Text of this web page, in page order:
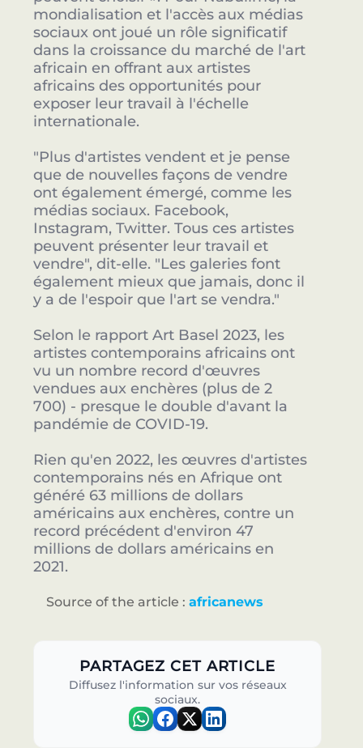
mondialisation et l'accès aux médias
sociaux ont joué un rôle significatif
dans la croissance du marché de l'art
africain en offrant aux artistes
africains des opportunités pour
exposer leur travail à l'échelle
internationale.
"Plus d'artistes vendent et je pense
que de nouvelles façons de vendre
ont également émergé, comme les
médias sociaux. Facebook,
Instagram, Twitter. Tous ces artistes
peuvent présenter leur travail et
vendre", dit-elle. "Les galeries font
également mieux que jamais, donc il
y a de l'espoir que l'art se vendra."
Selon le rapport Art Basel 2023, les
artistes contemporains africains ont
vu un nombre record d'œuvres
vendues aux enchères (plus de 2
700) - presque le double d'avant la
pandémie de COVID-19.
Rien qu'en 2022, les œuvres d'artistes
contemporains nés en Afrique ont
généré 63 millions de dollars
américains aux enchères, contre un
record précédent d'environ 47
millions de dollars américains en
2021.
Source of the article : africanews
PARTAGEZ CET ARTICLE
Diffusez l'information sur vos réseaux
sociaux.